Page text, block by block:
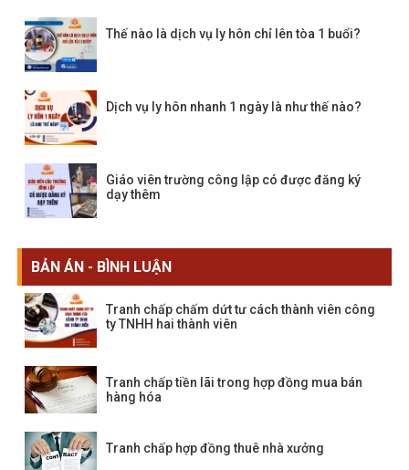
Thế nào là dịch vụ ly hôn chỉ lên tòa 1 buổi?
Dịch vụ ly hôn nhanh 1 ngày là như thế nào?
Giáo viên trường công lập có được đăng ký
dạy thêm
BẢN ÁN - BÌNH LUẬN
Tranh chấp chấm dứt tư cách thành viên công
ty TNHH hai thành viên
Tranh chấp tiền lãi trong hợp đồng mua bán
hàng hóa
Tranh chấp hợp đồng thuê nhà xưởng